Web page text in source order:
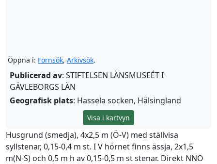
Öppna i: Fornsök, Arkivsök.
Publicerad av: STIFTELSEN LÄNSMUSEÉT I
GÄVLEBORGS LÄN
Geografisk plats: Hassela socken, Hälsingland
Visa i kartvyn
Husgrund (smedja), 4x2,5 m (Ö-V) med ställvisa
syllstenar, 0,15-0,4 m st. I V hörnet finns ässja, 2x1,5
m(N-S) och 0,5 m h av 0,15-0,5 m st stenar. Direkt NNÖ